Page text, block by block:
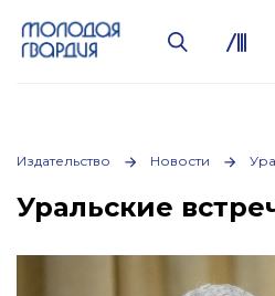
Издательство Новости
Уральские